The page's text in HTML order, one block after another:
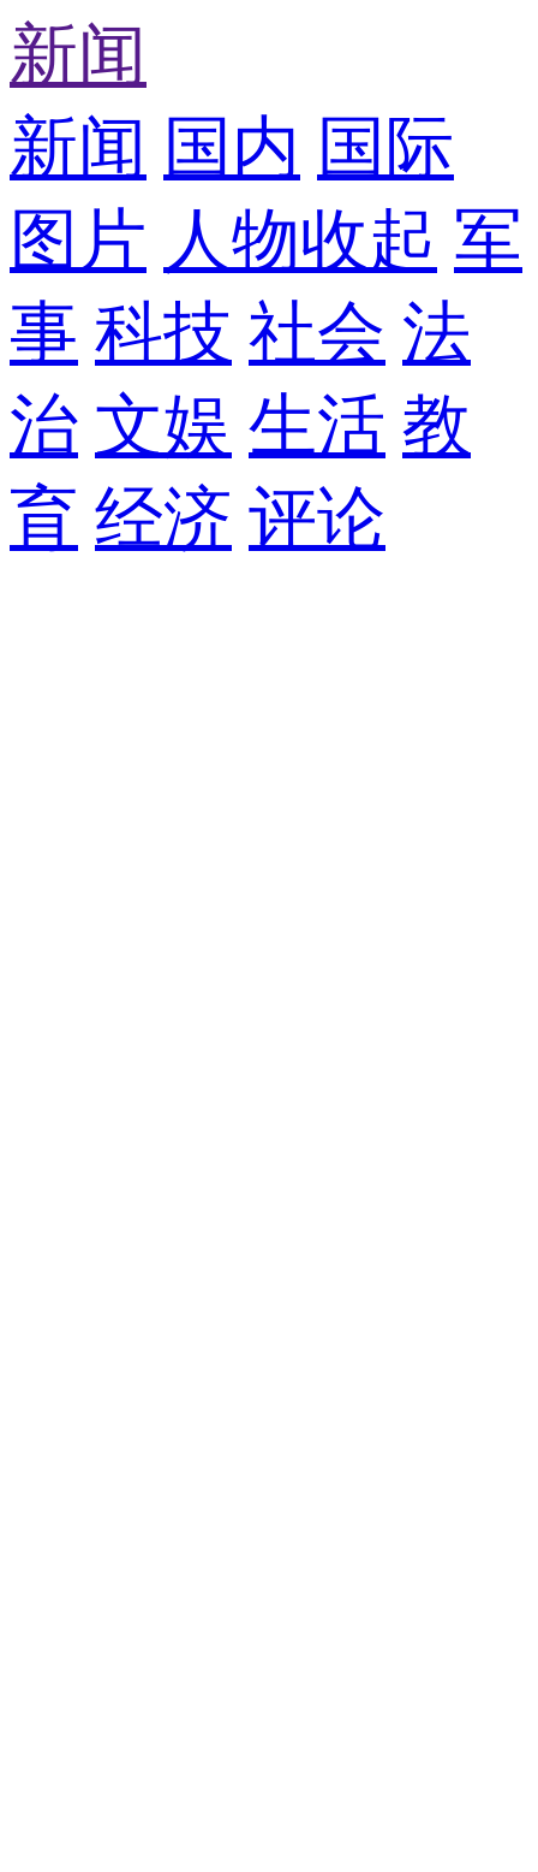
新闻
新闻 国内 国际
图片 人物收起 军
事 科技 社会 法
治 文娱 生活 教
育 经济 评论